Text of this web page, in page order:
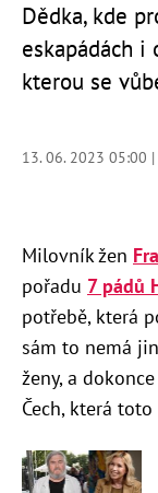
Dědka, kde
eskapádách i
kterou se
13. 06. 2023 05:00
Milovník žen
pořadu 7 pádů
potřebě, která
sám to nemá
ženy, a
Čech, která